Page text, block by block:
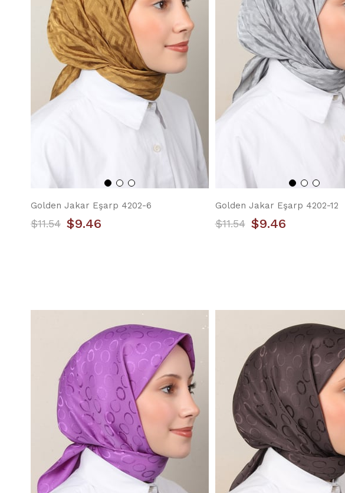
Golden Jakar Eşarp 4202-6
$9.46
$11.54
Golden Jakar Eşarp 4202-12
$9.46
$11.54